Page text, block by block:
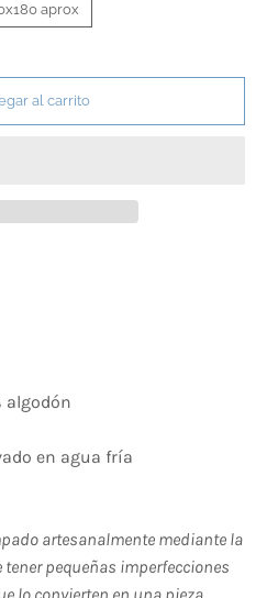
aprox
al carrito
algodón
en agua fría
artesanalmente mediante la
pequeñas imperfecciones